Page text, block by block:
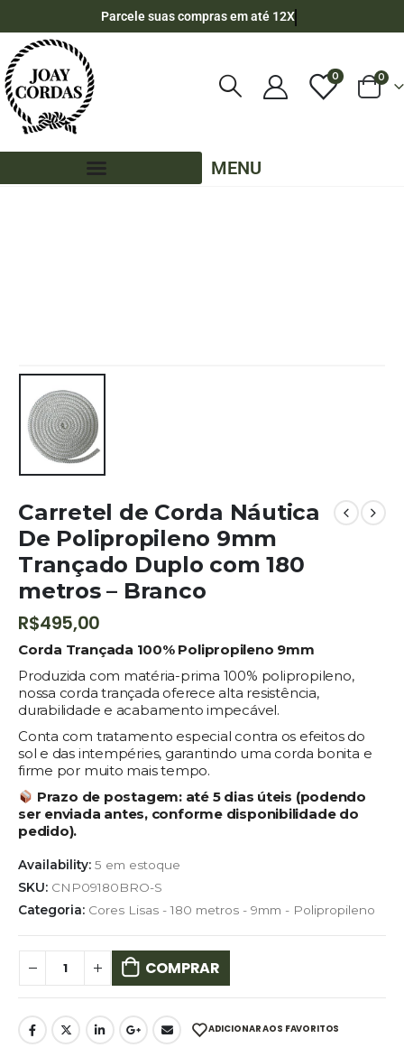
Parcele suas compras em até 12X
0 0
MENU
Carretel de Corda Náutica
De Polipropileno 9mm
Trançado Duplo com 180
metros – Branco
R$495,00
Corda Trançada 100% Polipropileno 9mm
Produzida com matéria-prima 100% polipropileno,
nossa corda trançada oferece alta resistência,
durabilidade e acabamento impecável.
Conta com tratamento especial contra os efeitos do
sol e das intempéries, garantindo uma corda bonita e
firme por muito mais tempo.
Prazo de postagem: até 5 dias úteis (podendo
ser enviada antes, conforme disponibilidade do
pedido).
Availability: 5 em estoque
SKU: CNP09180BRO-S
Categoria: Cores Lisas - 180 metros - 9mm - Polipropileno
COMPRAR
ADICIONAR AOS FAVORITOS